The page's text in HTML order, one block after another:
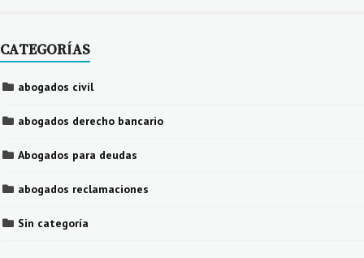
CATEGORÍAS
abogados civil
abogados derecho bancario
Abogados para deudas
abogados reclamaciones
Sin categoría